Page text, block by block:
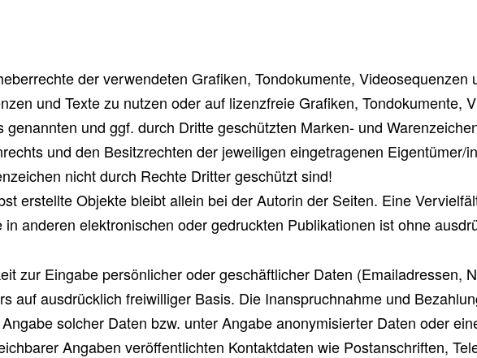
der verwendeten Grafiken, Tondokumente, Videosequenzen
und Texte zu nutzen oder auf lizenzfreie Grafiken, Tondokumente,
und ggf. durch Dritte geschützten Marken- und
und den Besitzrechten der jeweiligen eingetragenen Eigentümer/
nicht durch Rechte Dritter geschützt sind!
erstellte Objekte bleibt allein bei der Autorin der Seiten. Eine
anderen elektronischen oder gedruckten Publikationen ist ohne
zur Eingabe persönlicher oder geschäftlicher Daten (Emailadressen,
auf ausdrücklich freiwilliger Basis. Die Inanspruchnahme und
solcher Daten bzw. unter Angabe anonymisierter Daten oder
Angaben veröffentlichten Kontaktdaten wie Postanschriften,